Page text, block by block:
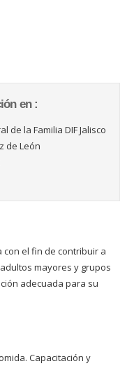
en :
de la Familia DIF Jalisco
de León
con el fin de contribuir a
mayores y grupos
adecuada para su
Capacitación y